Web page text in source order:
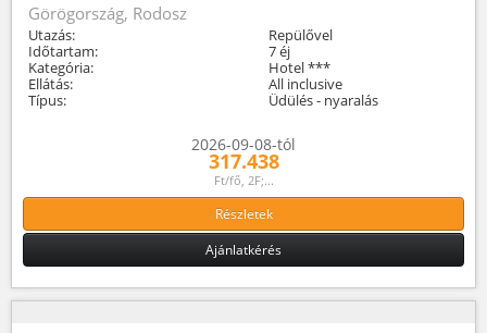
Görögország, Rodosz
Utazás:
Repülővel
Időtartam:
7 éj
Kategória:
Hotel ***
Ellátás:
All inclusive
Típus:
Üdülés - nyaralás
2026-09-08-tól
317.438
Ft/fő, 2F;...
Részletek
Ajánlatkérés